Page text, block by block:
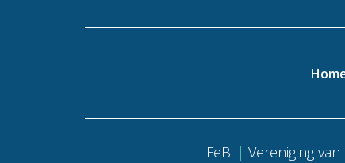
FeBi | Vereniging